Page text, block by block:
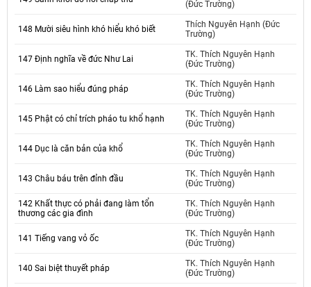
(Đức Trường)
148 Mười siêu hình khó hiểu khó biết
Thích Nguyên Hạnh (Đức
Trường)
147 Định nghĩa về đức Như Lai
TK. Thích Nguyên Hạnh
(Đức Trường)
146 Làm sao hiểu đúng pháp
TK. Thích Nguyên Hạnh
(Đức Trường)
145 Phật có chỉ trích pháo tu khổ hạnh
TK. Thích Nguyên Hạnh
(Đức Trường)
144 Dục là căn bản của khổ
TK. Thích Nguyên Hạnh
(Đức Trường)
143 Châu báu trên đỉnh đầu
TK. Thích Nguyên Hạnh
(Đức Trường)
142 Khất thực có phải đang làm tổn
thương các gia đình
TK. Thích Nguyên Hạnh
(Đức Trường)
141 Tiếng vang vỏ ốc
TK. Thích Nguyên Hạnh
(Đức Trường)
140 Sai biệt thuyết pháp
TK. Thích Nguyên Hạnh
(Đức Trường)